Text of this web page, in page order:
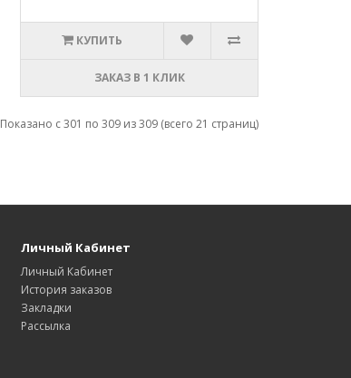
КУПИТЬ
ЗАКАЗ В 1 КЛИК
Показано с 301 по 309 из 309 (всего 21 страниц)
Личный Кабинет
Личный Кабинет
История заказов
Закладки
Рассылка